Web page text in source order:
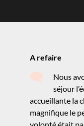
A refaire
Nous
séjour
accueillante la
magnifique le